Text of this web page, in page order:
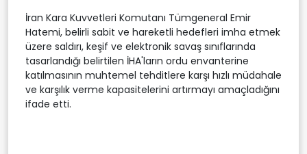
İran Kara Kuvvetleri Komutanı Tümgeneral Emir
Hatemi, belirli sabit ve hareketli hedefleri imha etmek
üzere saldırı, keşif ve elektronik savaş sınıflarında
tasarlandığı belirtilen İHA'ların ordu envanterine
katılmasının muhtemel tehditlere karşı hızlı müdahale
ve karşılık verme kapasitelerini artırmayı amaçladığını
ifade etti.